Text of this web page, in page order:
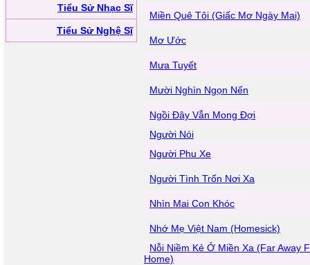
Tiểu Sử Nhạc Sĩ
Tiểu Sử Nghệ Sĩ
Miền Quê Tôi (Giấc Mơ Ngày Mai)
Mơ Ước
Mưa Tuyết
Mười Nghìn Ngọn Nến
Ngồi Đây Vẫn Mong Đợi
Người Nói
Người Phu Xe
Người Tình Trốn Nơi Xa
Nhìn Mai Con Khóc
Nhớ Mẹ Việt Nam (Homesick)
Nỗi Niềm Kẻ Ở Miền Xa (Far Away
Home)